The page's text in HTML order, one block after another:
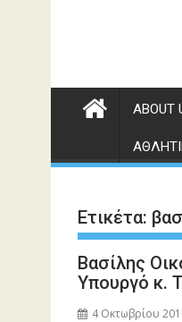
ABOUT
Ετικέτα:
Βασίλης
Υπουργό κ.
4 Οκτωβρίου